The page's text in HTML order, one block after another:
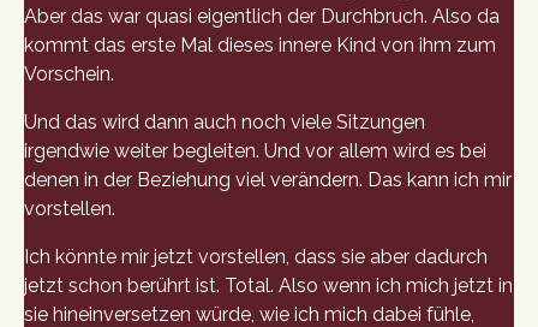
Aber das war quasi eigentlich der Durchbruch. Also da
kommt das erste Mal dieses innere Kind von ihm zum
Vorschein.
Und das wird dann auch noch viele Sitzungen
irgendwie weiter begleiten. Und vor allem wird es bei
denen in der Beziehung viel verändern. Das kann ich mir
vorstellen.
Ich könnte mir jetzt vorstellen, dass sie aber dadurch
jetzt schon berührt ist. Total. Also wenn ich mich jetzt in
sie hineinversetzen würde, wie ich mich dabei fühle,